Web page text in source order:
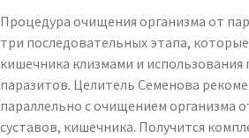
Процедура очищения организма от
три последовательных этапа,
кишечника клизмами и
паразитов. Целитель Семенова
параллельно с очищением организма
суставов, кишечника. Получится